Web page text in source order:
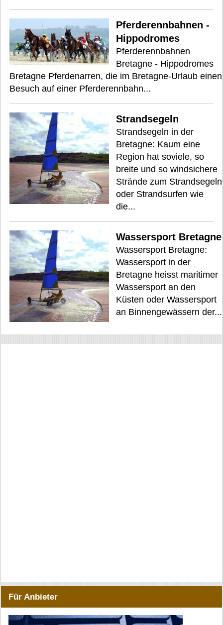
Pferderennbahnen -
Hippodromes
Pferderennbahnen
Bretagne - Hippodromes
Bretagne Pferdenarren, die im Bretagne-Urlaub einen
Besuch auf einer Pferderennbahn...
Strandsegeln
Strandsegeln in der
Bretagne: Kaum eine
Region hat soviele, so
breite und so windsichere
Strände zum Strandsegeln
oder Strandsurfen wie
die...
Wassersport Bretagne
Wassersport Bretagne:
Wassersport in der
Bretagne heisst maritimer
Wassersport an den
Küsten oder Wassersport
an Binnengewässern der...
Für Anbieter